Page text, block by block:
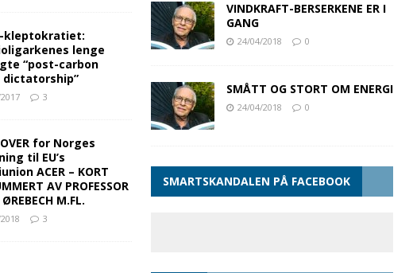
kleptokratiet:
lenge
“post-carbon
dictatorship”
3
for Norges
til EU’s
ACER – KORT
AV PROFESSOR
ØREBECH M.FL.
3
VINDKRAFT-BERSERKENE ER I
GANG
24/04/2018 0
SMÅTT OG STORT OM ENERGI
24/04/2018 0
SMARTSKANDALEN PÅ FACEBOOK